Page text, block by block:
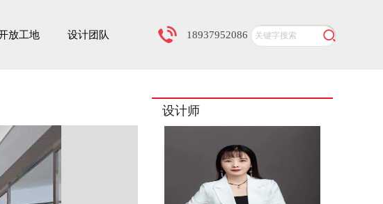
放工地 设计团队 18937952086
设计师